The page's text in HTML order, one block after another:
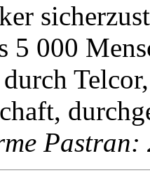
5 000